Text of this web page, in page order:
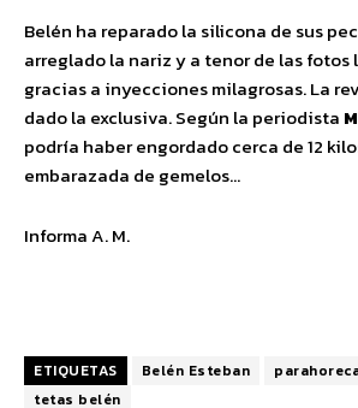
Belén ha reparado la silicona de sus
arreglado la nariz y a tenor de las fotos
gracias a inyecciones milagrosas. La
dado la exclusiva. Según la periodista
podría haber engordado cerca de 12
embarazada de gemelos…
Informa A. M.
ETIQUETAS Belén Esteban
tetas belén